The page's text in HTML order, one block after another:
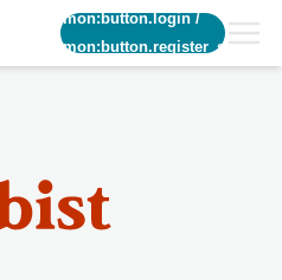
common:button.login/
common:button.register_short